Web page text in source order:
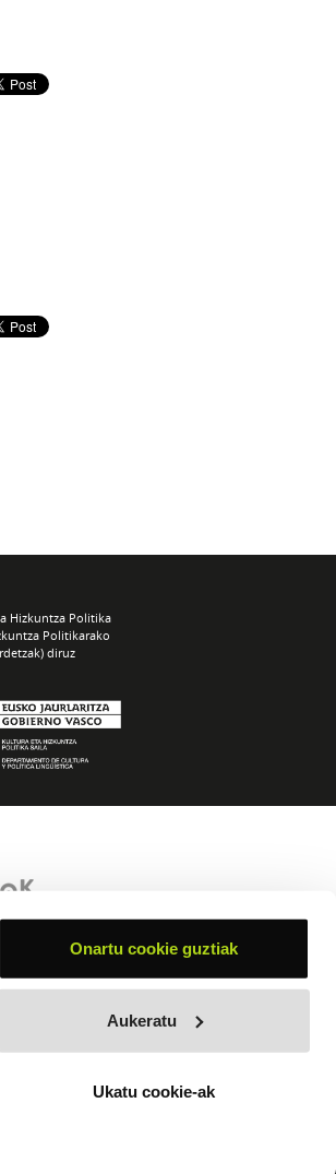
Onartu cookie guztiak
Aukeratu
Ukatu cookie-ak
Hizkuntza Politika
Politikarako
diruz